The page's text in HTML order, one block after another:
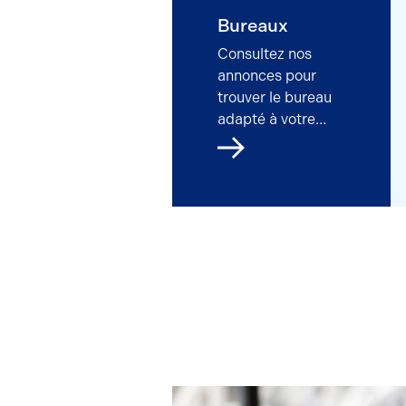
Bureaux
Consultez nos
annonces pour
trouver le bureau
adapté à votre
société.